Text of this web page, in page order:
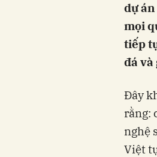
dự
mọi
tiếp
đá và
Đây
rằng:
nghệ
Việt